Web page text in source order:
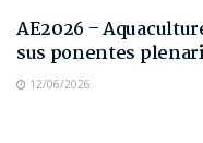
AE2026 –
sus ponentes
12/06/2026